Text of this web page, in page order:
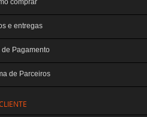
e entregas
de Pagamento
de Parceiros